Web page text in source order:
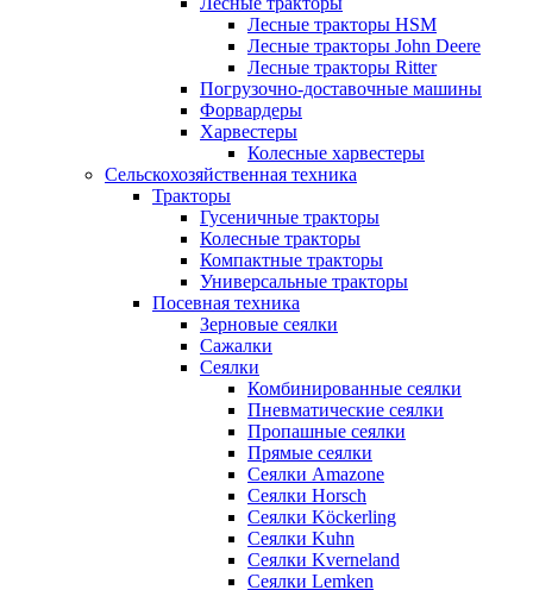
Лесные тракторы HSM
Лесные тракторы John Deere
Лесные тракторы Ritter
Погрузочно-доставочные машины
Форвардеры
Харвестеры
Колесные харвестеры
Сельскохозяйственная техника
Тракторы
Гусеничные тракторы
Колесные тракторы
Компактные тракторы
Универсальные тракторы
Посевная техника
Зерновые сеялки
Сажалки
Сеялки
Комбинированные сеялки
Пневматические сеялки
Пропашные сеялки
Прямые сеялки
Сеялки Amazone
Сеялки Horsch
Сеялки Köckerling
Сеялки Kuhn
Сеялки Kverneland
Сеялки Lemken